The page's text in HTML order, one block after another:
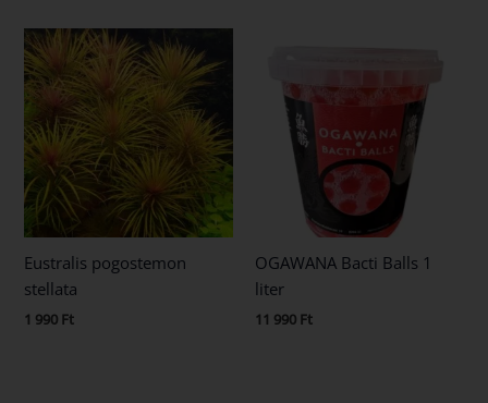
Eustralis pogostemon
stellata
1 990 Ft
OGAWANA Bacti Balls 1
liter
11 990 Ft